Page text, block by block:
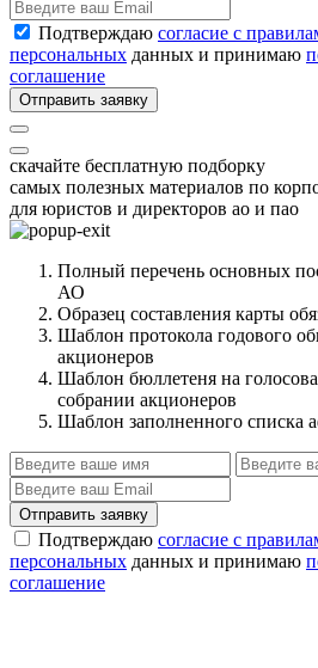
Подтверждаю согласие с
персональных данных и принимаю
соглашение
Отправить заявку
скачайте бесплатную подборку
самых полезных материалов по
для юристов и директоров ао и пао
Полный перечень основных
АО
Образец составления карты
Шаблон протокола годового
акционеров
Шаблон бюллетеня на
собрании акционеров
Шаблон заполненного
Отправить заявку
Подтверждаю согласие с
персональных данных и принимаю
соглашение